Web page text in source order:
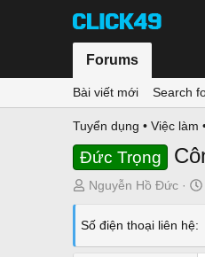
Forums
Bài viết mới Search
Tuyển dụng • Việc làm
Đức Trọng
T
r
Nguyễn Hồ Đức
Số điện thoại liên hệ